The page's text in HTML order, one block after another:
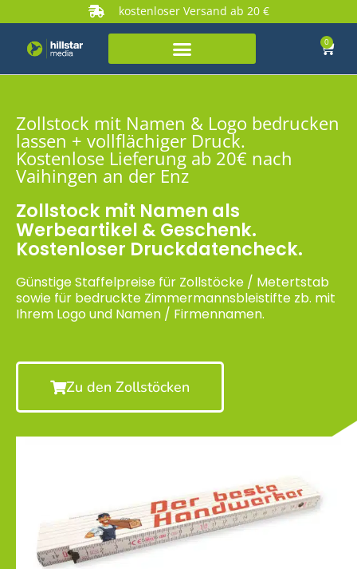
kostenloser Versand ab 20 €
0
Zollstock mit Namen & Logo bedrucken
lassen + vollflächiger Druck.
Kostenlose Lieferung ab 20€ nach
Vaihingen an der Enz
Zollstock mit Namen als
Werbeartikel & Geschenk.
Kostenloser Druckdatencheck.
Günstige Staffelpreise für Zollstöcke / Metertstab
sowie für bedruckte Zimmermannsbleistifte zb. mit
Ihrem Logo und Namen / Firmennamen.
Zu den Zollstöcken